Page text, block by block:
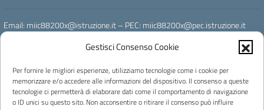
Gestisci Consenso Cookie
Per fornire le migliori esperienze, utilizziamo tecnologie come i cookie per
memorizzare e/o accedere alle informazioni del dispositivo. Il consenso a queste
tecnologie ci permetterà di elaborare dati come il comportamento di navigazione
o ID unici su questo sito. Non acconsentire o ritirare il consenso può influire
Email: miic88200x@istruzione.it – PEC: miic88200x@pec.istruzione.it